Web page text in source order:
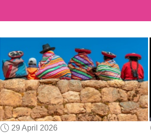
29 April 2026